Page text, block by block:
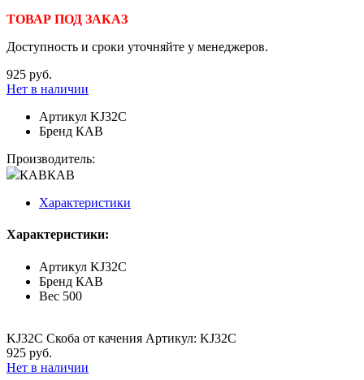
ТОВАР ПОД ЗАКАЗ
Доступность и сроки уточняйте у менеджеров.
925 руб.
Нет в наличии
Артикул KJ32C
Бренд КАВ
Производитель:
КАВКАВ
Характеристики
Характеристики:
Артикул KJ32C
Бренд КАВ
Вес 500
KJ32C Скоба от качения Артикул: KJ32C
925 руб.
Нет в наличии